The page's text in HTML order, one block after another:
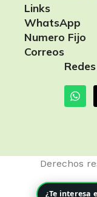
¿Te interesa
Links
WhatsApp
Numero Fijo
Correos
Derechos